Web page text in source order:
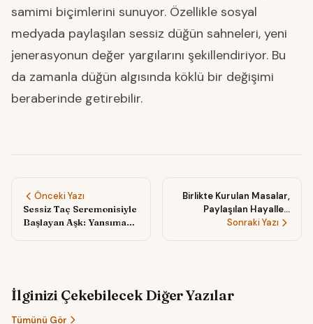
samimi biçimlerini sunuyor. Özellikle sosyal
medyada paylaşılan sessiz düğün sahneleri, yeni
jenerasyonun değer yargılarını şekillendiriyor. Bu
da zamanla düğün algısında köklü bir değişimi
beraberinde getirebilir.
Önceki Yazı
Sessiz Taç Seremonisiyle
Başlayan Aşk: Yansıma
Sonraki Yazı
Birlikte Kurulan Masalar,
Paylaşılan Hayaller:
Düğün Hazırlığında Aileyle
İlginizi Çekebilecek Diğer Yazılar
Tümünü Gör